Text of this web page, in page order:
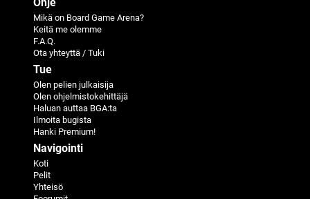
Mikä on Board Game Arena?
Keitä me olemme
F.A.Q.
Ota yhteyttä / Tuki
Tue
Olen pelien julkaisija
Olen ohjelmistokehittäjä
Haluan auttaa BGA:ta
Ilmoita bugista
Hanki Premium!
Navigointi
Koti
Pelit
Yhteisö